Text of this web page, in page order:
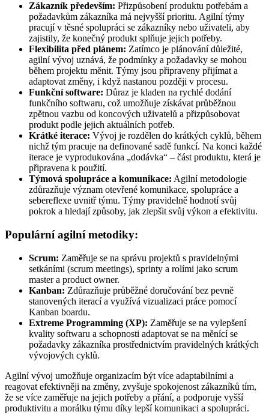
Zákazník především: Přizpůsobení produktu potřebám a
požadavkům zákazníka má nejvyšší prioritu. Agilní týmy
pracují v těsné spolupráci se zákazníky nebo uživateli, aby
zajistily, že konečný produkt splňuje jejich potřeby.
Flexibilita před plánem: Zatímco je plánování důležité,
agilní vývoj uznává, že podmínky a požadavky se mohou
během projektu měnit. Týmy jsou připraveny přijímat a
adaptovat změny, i když nastanou později v procesu.
Funkční software: Důraz je kladen na rychlé dodání
funkčního softwaru, což umožňuje získávat průběžnou
zpětnou vazbu od koncových uživatelů a přizpůsobovat
produkt podle jejich aktuálních potřeb.
Krátké iterace: Vývoj je rozdělen do krátkých cyklů, během
nichž tým pracuje na definované sadě funkcí. Na konci každé
iterace je vyprodukována „dodávka“ – část produktu, která je
připravena k použití.
Týmová spolupráce a komunikace: Agilní metodologie
zdůrazňuje význam otevřené komunikace, spolupráce a
sebereflexe uvnitř týmu. Týmy pravidelně hodnotí svůj
pokrok a hledají způsoby, jak zlepšit svůj výkon a efektivitu.
Populární agilní metodiky:
Scrum: Zaměřuje se na správu projektů s pravidelnými
setkáními (scrum meetings), sprinty a rolími jako scrum
master a product owner.
Kanban: Zdůrazňuje průběžné doručování bez pevně
stanovených iterací a využívá vizualizaci práce pomocí
Kanban boardu.
Extreme Programming (XP): Zaměřuje se na vylepšení
kvality softwaru a schopnosti adaptovat se na měnící se
požadavky zákazníka prostřednictvím pravidelných krátkých
vývojových cyklů.
Agilní vývoj umožňuje organizacím být více adaptabilními a
reagovat efektivněji na změny, zvyšuje spokojenost zákazníků tím,
že se více zaměřuje na jejich potřeby a přání, a podporuje vyšší
produktivitu a morálku týmu díky lepší komunikaci a spolupráci.